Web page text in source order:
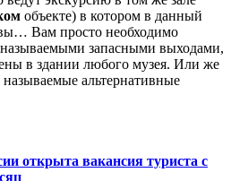
объекте) в котором в данный
Вам просто необходимо
называемыми запасными выходами,
в здании любого музея. Или же
называемые альтернативные
открыта вакансия туриста с